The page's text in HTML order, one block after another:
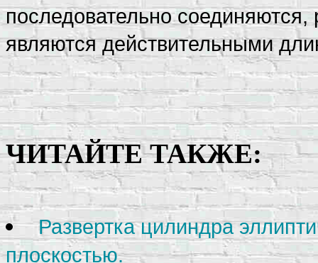
последовательно соединяются,
являются действительными
ЧИТАЙТЕ ТАКЖЕ:
Развертка цилиндра
плоскостью.